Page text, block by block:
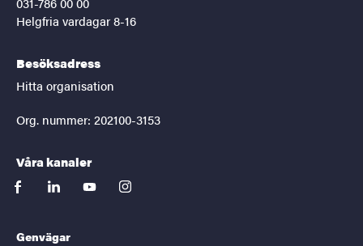
Helgfria vardagar 8-16
Besöksadress
Hitta organisation
Org. nummer: 202100-3153
Våra kanaler
facebooklinkedinyoutubeinstagram
Genvägar